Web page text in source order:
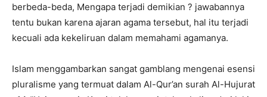
berbeda-beda, Mengapa terjadi demikian ? jawabannya
tentu bukan karena ajaran agama tersebut, hal itu terjadi
kecuali ada kekeliruan dalam memahami agamanya.
Islam menggambarkan sangat gamblang mengenai esensi
pluralisme yang termuat dalam Al-Qur’an surah Al-Hujurat